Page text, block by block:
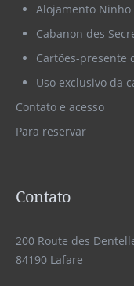
Alojamento
Cabanon des
Cartões-presente
Uso exclusivo da
Contato e acesso
Para reservar
Contato
200 Route des
84190 Lafare